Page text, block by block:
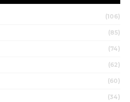
(106)
(85)
(74)
(62)
(60)
(34)